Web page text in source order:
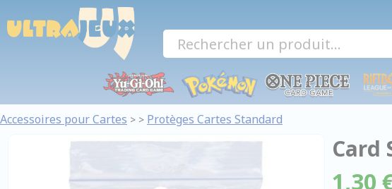
Accessoires pour Cartes > > Protèges Cartes Standard
Card
1,30
Panneau de gestion des cookies